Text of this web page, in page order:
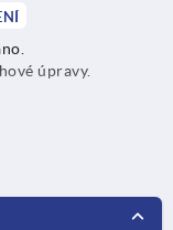
úpravy.